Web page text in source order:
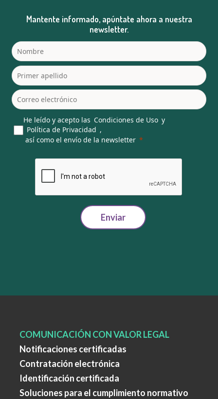
Mantente informado, apúntate ahora a nuestra
newsletter.
He leído y acepto las Condiciones de Uso y
Política de Privacidad ,
así como el envío de la newsletter
Enviar
COMUNICACIÓN CON VALOR LEGAL
Notificaciones certificadas
Contratación electrónica
Identificación certificada
Soluciones para el cumplimiento normativo